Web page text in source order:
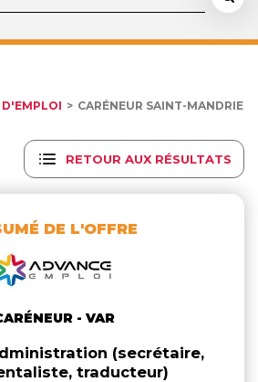
D'EMPLOI CARÉNEUR SAINT-
RETOUR AUX RÉSULTATS
DE L'OFFRE
- VAR
(secrétaire,
traducteur)